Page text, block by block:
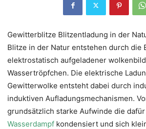
Gewitterblitze Blitzentladung in der
Blitze in der Natur entstehen durch die
elektrostatisch aufgeladener
Wassertröpfchen. Die elektrische
Gewitterwolke entsteht dabei durch
induktiven Aufladungsmechanismen.
grundsätzlich starke Aufwinde die
Wasserdampf kondensiert und sich